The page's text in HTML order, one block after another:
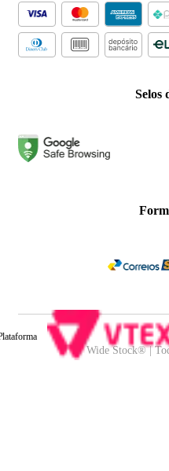
Selos
Wide Stock® |